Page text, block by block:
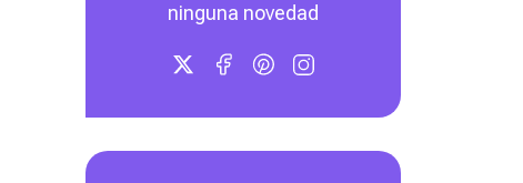
ninguna novedad